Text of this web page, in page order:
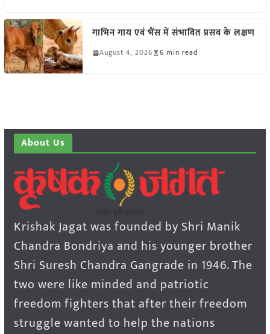
गाभिन गाय एवं भैंस में संभावित प्रसव के लक्षण
August 4, 2026 6 min read
About Us
Krishak Jagat was founded by Shri Manik
Chandra Bondriya and his younger brother
Shri Suresh Chandra Gangrade in 1946. The
two were like minded and patriotic
freedom fighters that after their freedom
struggle wanted to help the nations